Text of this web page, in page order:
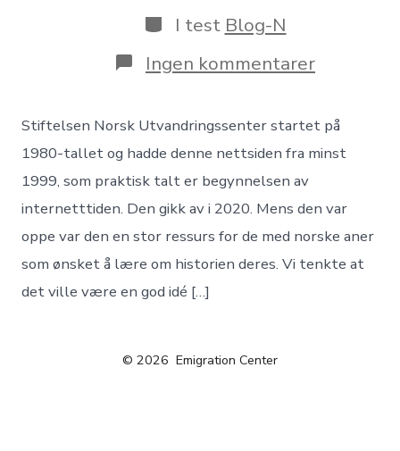
I test Blog-N
Ingen kommentarer
Stiftelsen Norsk Utvandringssenter startet på
1980-tallet og hadde denne nettsiden fra minst
1999, som praktisk talt er begynnelsen av
internetttiden. Den gikk av i 2020. Mens den var
oppe var den en stor ressurs for de med norske aner
som ønsket å lære om historien deres. Vi tenkte at
det ville være en god idé […]
© 2026 Emigration Center